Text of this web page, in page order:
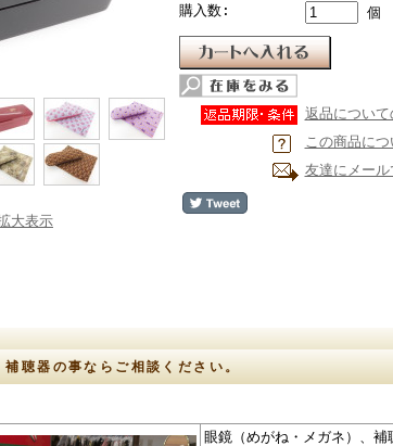
大表示
購入数:
個
返品につい
この商品に
友達にメー
聴器の事ならご相談ください。
眼鏡（めがね・メガネ）、補